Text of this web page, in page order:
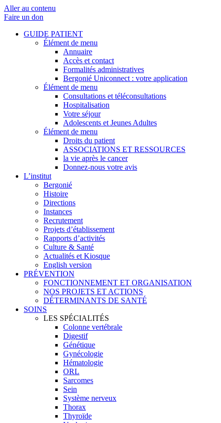
Aller au contenu
Faire un don
GUIDE PATIENT
Élément de menu
Annuaire
Accès et contact
Formalités administratives
Bergonié Uniconnect : votre application
Élément de menu
Consultations et téléconsultations
Hospitalisation
Votre séjour
Adolescents et Jeunes Adultes
Élément de menu
Droits du patient
ASSOCIATIONS ET RESSOURCES
la vie après le cancer
Donnez-nous votre avis
L’institut
Bergonié
Histoire
Directions
Instances
Recrutement
Projets d’établissement
Rapports d’activités
Culture & Santé
Actualités et Kiosque
English version
PRÉVENTION
FONCTIONNEMENT ET ORGANISATION
NOS PROJETS ET ACTIONS
DÉTERMINANTS DE SANTÉ
SOINS
LES SPÉCIALITÉS
Colonne vertébrale
Digestif
Génétique
Gynécologie
Hématologie
ORL
Sarcomes
Sein
Système nerveux
Thorax
Thyroïde